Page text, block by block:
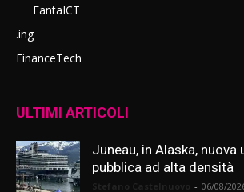
FantaICT
.ing
FinanceTech
ULTIMI ARTICOLI
Juneau, in Alaska, nuova
pubblica ad alta densità
- 06/08/